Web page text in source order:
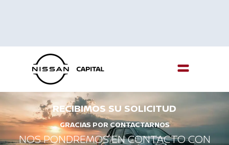
Menu
RECIBIMOS SU SOLICITUD
GRACIAS POR CONTACTARNOS
NOS PONDREMOS EN CONTACTO CON